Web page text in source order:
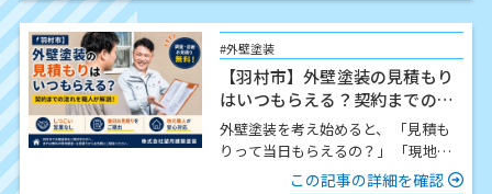
#外壁塗装
【羽村市】外壁塗装の見積もり
はいつもらえる？契約までの流
れを職人が解説
外壁塗装を考え始めると、 「見積も
りって当日もらえるの？」 「現地調
査したら契約しないといけないの？」
この記事の詳細を確認